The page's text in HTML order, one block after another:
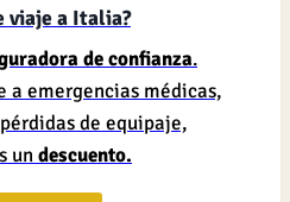
viaje a Italia?
de confianza.
a emergencias médicas,
de equipaje,
undescuento.